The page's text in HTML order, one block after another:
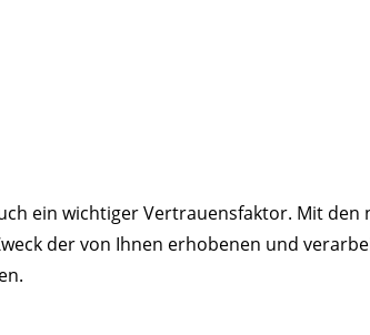
ein wichtiger Vertrauensfaktor. Mit den
der von Ihnen erhobenen und